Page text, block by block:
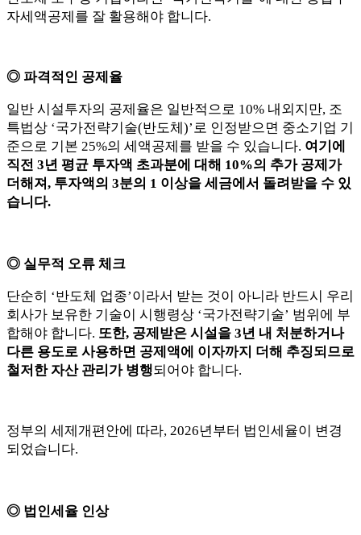
자세액공제를 잘 활용해야 합니다.
◎ 파격적인 공제율
일반 시설투자의 공제율은 일반적으로 10% 내외지만, 조
특법상 ‘국가전략기술(반도체)’로 인정받으면 중소기업 기
준으로 기본 25%의 세액공제를 받을 수 있습니다. 여기에
직전 3년 평균 투자액 초과분에 대해 10%의 추가 공제가
더해져, 투자액의 3분의 1 이상을 세금에서 돌려받을 수 있
습니다.
◎ 실무적 오류 체크
단순히 ‘반도체 업종’이라서 받는 것이 아니라 반드시 우리
회사가 보유한 기술이 시행령상 ‘국가전략기술’ 범위에 부
합해야 합니다. 또한, 공제받은 시설을 3년 내 처분하거나
다른 용도로 사용하면 공제액에 이자까지 더해 추징되므로
철저한 자산 관리가 병행되어야 합니다.
정부의 세제개편안에 따라, 2026년부터 법인세율이 변경
되었습니다.
◎ 법인세율 인상